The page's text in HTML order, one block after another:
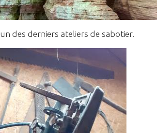
un des derniers ateliers de sabotier.